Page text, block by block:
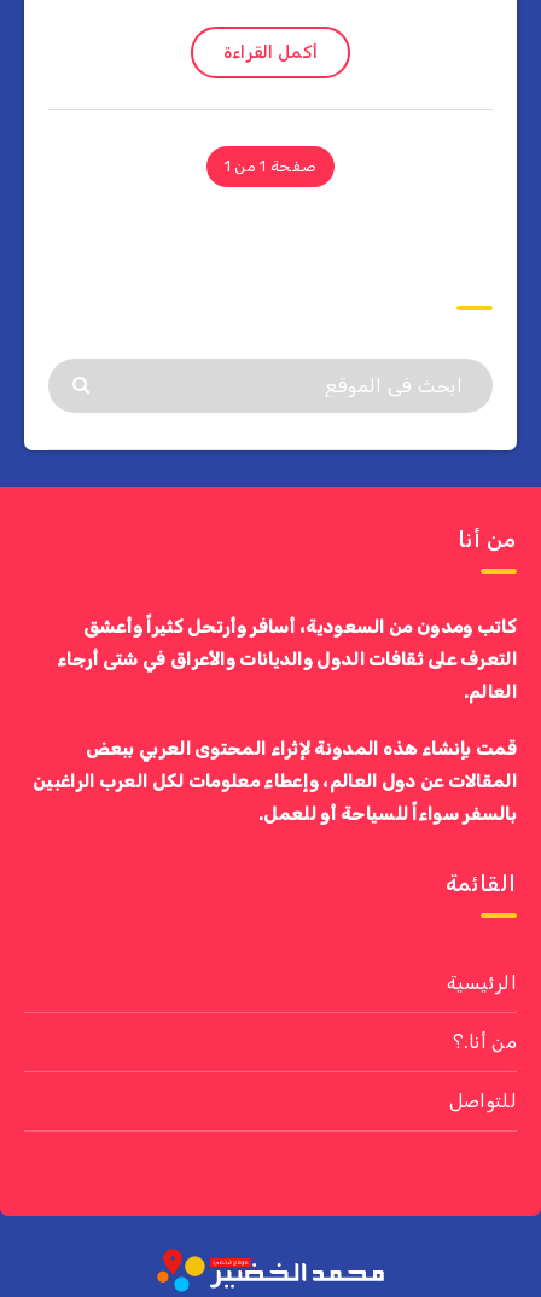
أكمل القراءة
صفحة 1 من 1
من أنا
كاتب ومدون من السعودية، أسافر وأرتحل كثيراً وأعشق
التعرف على ثقافات الدول والديانات والأعراق في شتى أرجاء
العالم.
قمت بإنشاء هذه المدونة لإثراء المحتوى العربي ببعض
المقالات عن دول العالم، وإعطاء معلومات لكل العرب الراغبين
بالسفر سواءاً للسياحة أو للعمل.
القائمة
الرئيسية
من أنا.؟
للتواصل